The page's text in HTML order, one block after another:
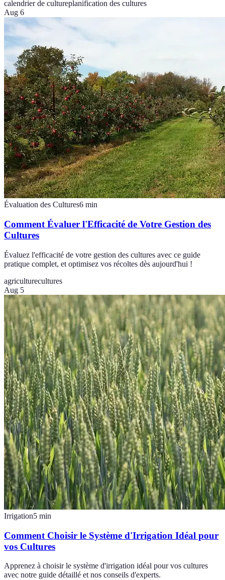
calendrier de cultureplanification des cultures
Aug 6
Évaluation des Cultures6 min
Comment Évaluer l'Efficacité de Votre Gestion des
Cultures
Évaluez l'efficacité de votre gestion des cultures avec ce guide
pratique complet, et optimisez vos récoltes dès aujourd'hui !
agriculturecultures
Aug 5
Irrigation5 min
Comment Choisir le Système d'Irrigation Idéal pour
vos Cultures
Apprenez à choisir le système d'irrigation idéal pour vos cultures
avec notre guide détaillé et nos conseils d'experts.